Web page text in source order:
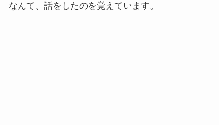
なんて、話をしたのを覚えています。